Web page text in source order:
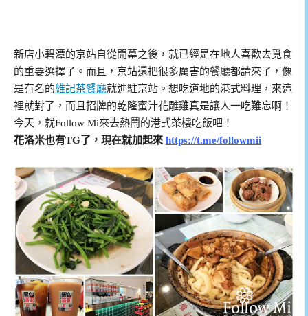
新店小碧潭的京站自從開幕之後，就已經是在地人喜歡去覓食
的重要選擇了。而且，京站還把很多厲害的餐廳都請來了，像
是有名的維記茶餐廳就進駐京站。想吃道地的港式料理，來這
裡就對了，而且招牌的乾隆蜜汁花雕雞真是讓人一吃難忘啊！
今天，就Follow Mi來去熱鬧的港式茶樓吃飯吧！
花洛米也有TG了，現在就加起來 https://t.me/followmii